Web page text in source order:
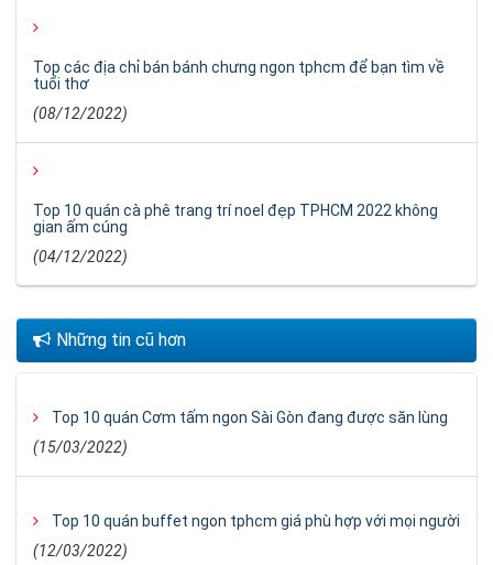
Top các địa chỉ bán bánh chưng ngon tphcm để bạn tìm về
tuổi thơ
(08/12/2022)
Top 10 quán cà phê trang trí noel đẹp TPHCM 2022 không
gian ấm cúng
(04/12/2022)
Những tin cũ hơn
Top 10 quán Cơm tấm ngon Sài Gòn đang được săn lùng
(15/03/2022)
Top 10 quán buffet ngon tphcm giá phù hợp với mọi người
(12/03/2022)